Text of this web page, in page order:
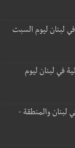
لبنان ليوم السبت
في لبنان ليوم
والمنطقة -